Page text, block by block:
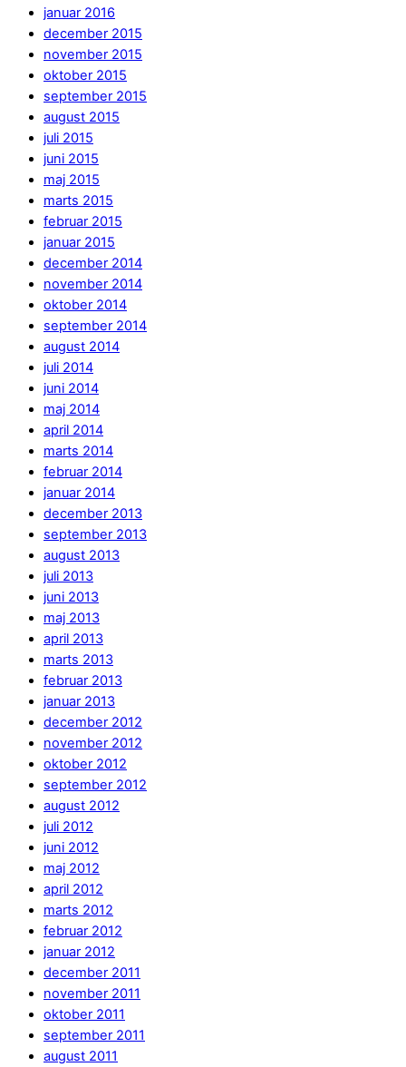
januar 2016
december 2015
november 2015
oktober 2015
september 2015
august 2015
juli 2015
juni 2015
maj 2015
marts 2015
februar 2015
januar 2015
december 2014
november 2014
oktober 2014
september 2014
august 2014
juli 2014
juni 2014
maj 2014
april 2014
marts 2014
februar 2014
januar 2014
december 2013
september 2013
august 2013
juli 2013
juni 2013
maj 2013
april 2013
marts 2013
februar 2013
januar 2013
december 2012
november 2012
oktober 2012
september 2012
august 2012
juli 2012
juni 2012
maj 2012
april 2012
marts 2012
februar 2012
januar 2012
december 2011
november 2011
oktober 2011
september 2011
august 2011